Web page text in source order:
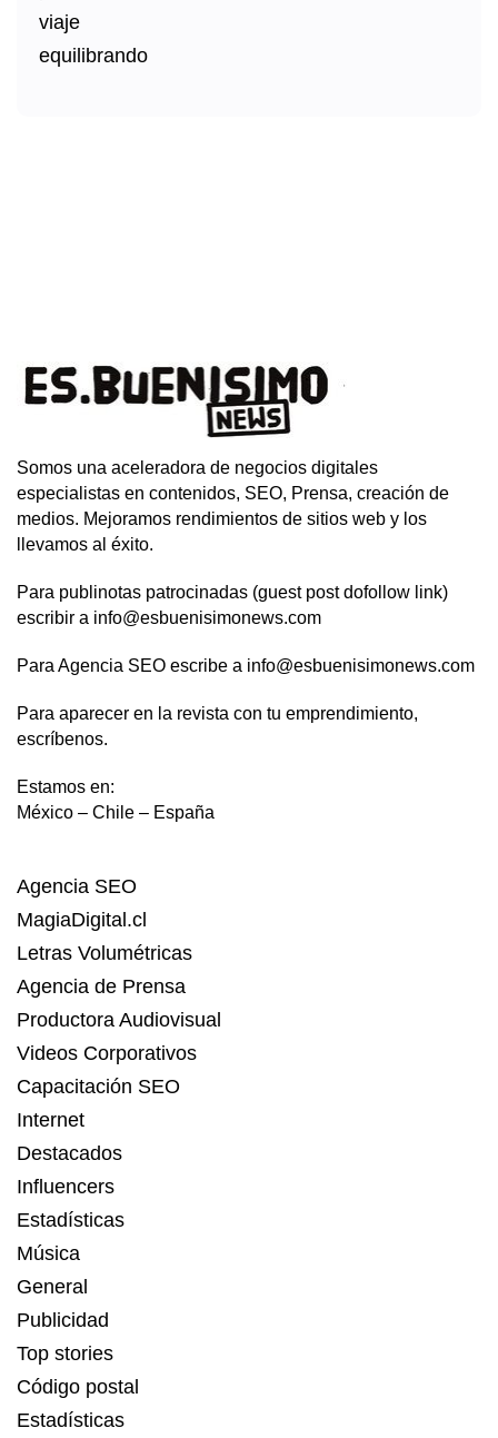
Somos una aceleradora de negocios digitales
especialistas en contenidos, SEO, Prensa, creación de
medios. Mejoramos rendimientos de sitios web y los
llevamos al éxito.
Para publinotas patrocinadas (guest post dofollow link)
escribir a info@esbuenisimonews.com
Para Agencia SEO escribe a info@esbuenisimonews.com
Para aparecer en la revista con tu emprendimiento,
escríbenos.
Estamos en:
México – Chile – España
Agencia SEO
MagiaDigital.cl
Letras Volumétricas
Agencia de Prensa
Productora Audiovisual
Videos Corporativos
Capacitación SEO
Internet
Destacados
Influencers
Estadísticas
Música
General
Publicidad
Top stories
Código postal
Estadísticas